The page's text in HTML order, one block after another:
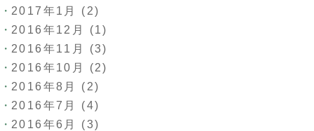
2017年1月
(2)
2016年12月
(1)
2016年11月
(3)
2016年10月
(2)
2016年8月
(2)
2016年7月
(4)
2016年6月
(3)